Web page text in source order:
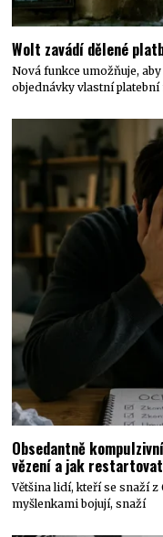
Wolt zavádí dělené
Nová funkce umožňuje,
objednávky vlastní
Obsedantně
vězení a jak
Většina lidí, kteří se snaží z
myšlenkami bojují, snaží